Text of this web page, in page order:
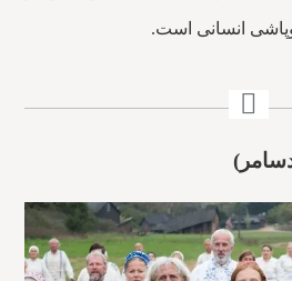
انسانی است.